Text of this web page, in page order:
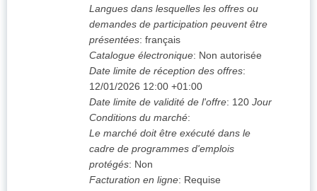
Langues dans lesquelles les offres ou
demandes de participation peuvent être
présentées: français
Catalogue électronique: Non autorisée
Date limite de réception des offres:
12/01/2026 12:00 +01:00
Date limite de validité de l'offre: 120 Jour
Conditions du marché:
Le marché doit être exécuté dans le
cadre de programmes d'emplois
protégés: Non
Facturation en ligne: Requise